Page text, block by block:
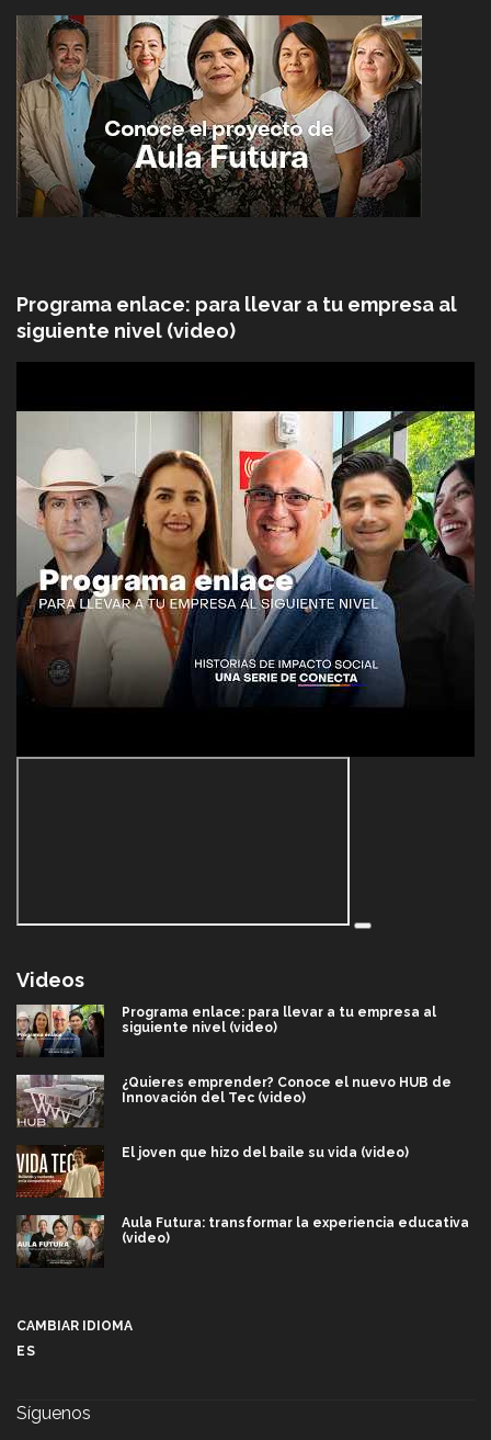
Programa enlace: para llevar a tu empresa al
siguiente nivel (video)
Videos
Programa enlace: para llevar a tu empresa al
siguiente nivel (video)
¿Quieres emprender? Conoce el nuevo HUB de
Innovación del Tec (video)
El joven que hizo del baile su vida (video)
Aula Futura: transformar la experiencia educativa
(video)
CAMBIAR IDIOMA
ES
Síguenos